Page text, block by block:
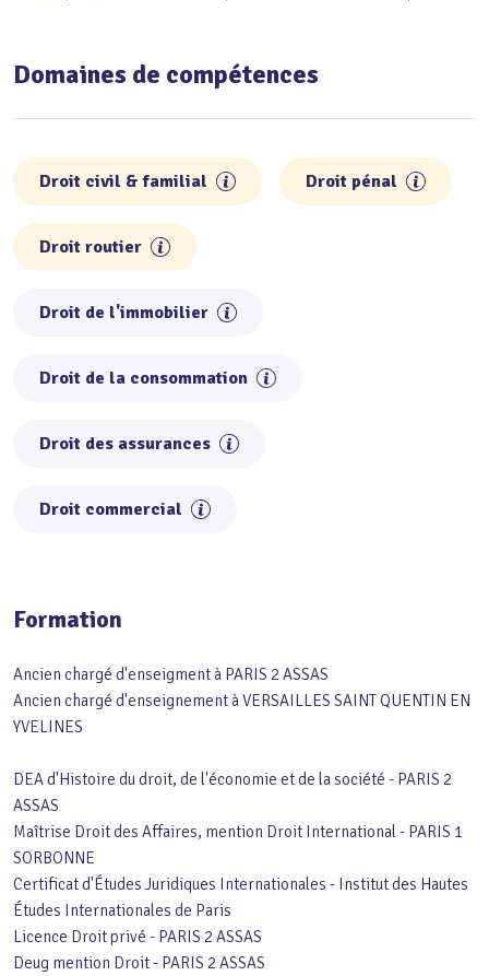
Domaines de compétences
Droit civil & familial Droit pénal
Droit routier
Droit de l'immobilier
Droit de la consommation
Droit des assurances
Droit commercial
Formation
Ancien chargé d'enseigment à PARIS 2 ASSAS
Ancien chargé d'enseignement à VERSAILLES SAINT QUENTIN EN
YVELINES
DEA d'Histoire du droit, de l'économie et de la société - PARIS 2
ASSAS
Maîtrise Droit des Affaires, mention Droit International - PARIS 1
SORBONNE
Certificat d'Études Juridiques Internationales - Institut des Hautes
Études Internationales de Paris
Licence Droit privé - PARIS 2 ASSAS
Deug mention Droit - PARIS 2 ASSAS